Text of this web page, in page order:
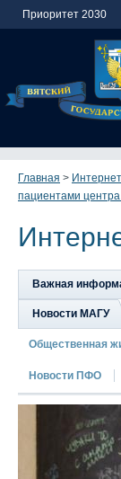
Приоритет 2030
Главная >
пациентами
Важная
Новости МАГУ
Общественная
Новости ПФО